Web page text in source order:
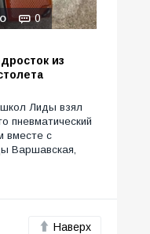
0
из
Лиды взял
пневматический
вместе с
Варшавская,
Наверх